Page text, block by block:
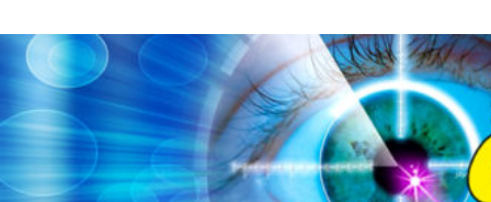
to
contentvinivida.lk